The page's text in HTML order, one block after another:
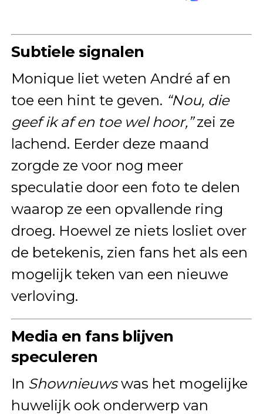
Subtiele signalen
Monique liet weten André af en
toe een hint te geven. “Nou, die
geef ik af en toe wel hoor,”zei ze
lachend. Eerder deze maand
zorgde ze voor nog meer
speculatie door een foto te delen
waarop ze een opvallende ring
droeg. Hoewel ze niets losliet over
de betekenis, zien fans het als een
mogelijk teken van een nieuwe
verloving.
Media en fans blijven
speculeren
In Shownieuwswas het mogelijke
huwelijk ook onderwerp van